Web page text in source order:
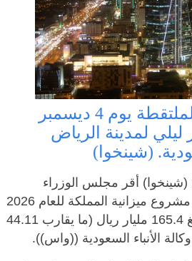
في الصورة الملتقطة يوم 4 ديسمبر
ليلي لمدينة الرياض
(شينخوا)
الرياض 2 ديسمبر 2025 (شينخوا) أقر مجلس الوزراء
السعودي اليوم (الثلاثاء) مشروع ميزانية المملكة للعام 2026
بعجز من المتوقع أن يبلغ 165.4 مليار ريال (ما يقارب 44.11
الأنباء السعودية ((واس)).